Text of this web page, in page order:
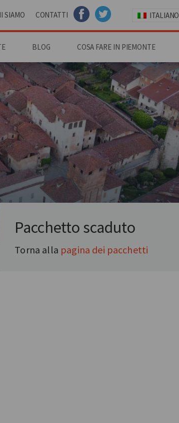
SIAMO CONTATTI
FACEBOOKTWITTER
ITALIANO
BLOG COSA FARE IN PIEMONTE
Pacchetto scaduto
Torna alla pagina dei pacchetti